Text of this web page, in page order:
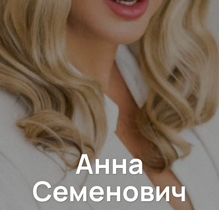
Анна
Семенович